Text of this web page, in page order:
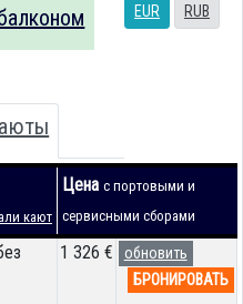
EUR RUB
кают
Цена с портовыми и
сервисными сборами
1 326 €
обновить
БРОНИРОВАТЬ